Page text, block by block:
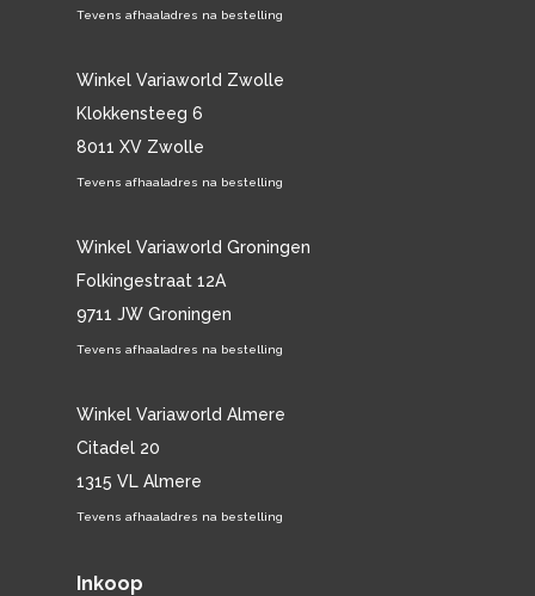
Tevens afhaaladres na bestelling
Winkel Variaworld Zwolle
Klokkensteeg 6
8011 XV Zwolle
Tevens afhaaladres na bestelling
Winkel Variaworld Groningen
Folkingestraat 12A
9711 JW Groningen
Tevens afhaaladres na bestelling
Winkel Variaworld Almere
Citadel 20
1315 VL Almere
Tevens afhaaladres na bestelling
Inkoop